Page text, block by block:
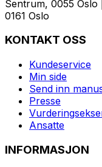
Sentrum, 0055 Oslo
0161 Oslo
KONTAKT OSS
Kundeservice
Min side
Send inn
Presse
Ansatte
INFORMASJON